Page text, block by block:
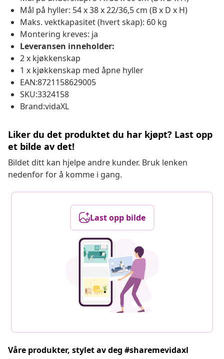
Mål på hyller: 54 x 38 x 22/36,5 cm (B x D x H)
Maks. vektkapasitet (hvert skap): 60 kg
Montering kreves: ja
Leveransen inneholder:
2 x kjøkkenskap
1 x kjøkkenskap med åpne hyller
EAN:8721158629005
SKU:3324158
Brand:vidaXL
Liker du det produktet du har kjøpt? Last opp
et bilde av det!
Bildet ditt kan hjelpe andre kunder. Bruk lenken
nedenfor for å komme i gang.
Last opp bilde
Våre produkter, stylet av deg #sharemevidaxl